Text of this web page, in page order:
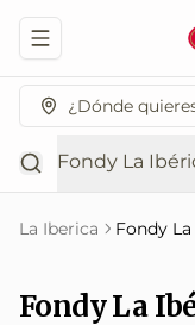
Abrir menu de
¿Dónde
Fondy La
La Iberica Fondy
Fondy La